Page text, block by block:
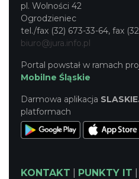
pl. Wolności 42
Ogrodzieniec
tel./fax (32) 673-33-64, fax
biuro@jura.info.pl
Portal powstał w ramach
Mobilne Śląskie
Darmowa aplikacja
platformach
KONTAKT PUNKTY IT